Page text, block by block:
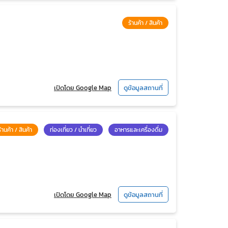
ร้านค้า / สินค้า
เปิดโดย Google Map ดูข้อมูลสถานที่
นค้า / สินค้า ท่องเที่ยว / นำเที่ยว อาหารและเครื่องดื่ม
เปิดโดย Google Map ดูข้อมูลสถานที่